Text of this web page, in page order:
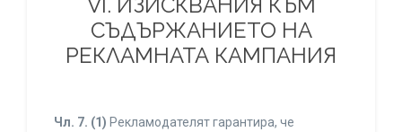
VI. ИЗИСКВАНИЯ КЪМ
СЪДЪРЖАНИЕТО НА
РЕКЛАМНАТА КАМПАНИЯ
Чл. 7. (1) Рекламодателят гарантира, че